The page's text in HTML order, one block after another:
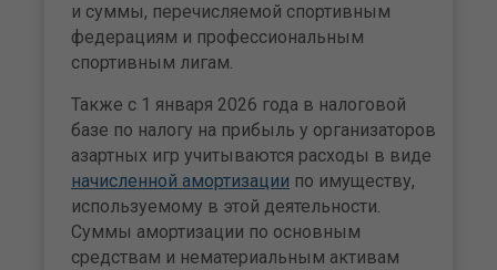
и суммы, перечисляемой спортивным
федерациям и профессиональным
спортивным лигам.
Также с 1 января 2026 года в налоговой
базе по налогу на прибыль у организаторов
азартных игр учитываются расходы в виде
начисленной амортизации по имуществу,
используемому в этой деятельности.
Суммы амортизации по основным
средствам и нематериальным активам